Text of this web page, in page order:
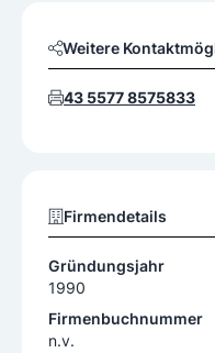
Weitere
43 5577 8575833
Firmendetails
Gründungsjahr
1990
Firmenbuchnummer
n.v.